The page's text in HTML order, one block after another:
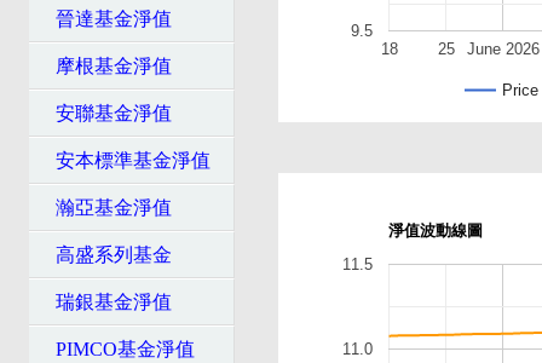
晉達基金淨值
摩根基金淨值
安聯基金淨值
安本標準基金淨值
瀚亞基金淨值
高盛系列基金
瑞銀基金淨值
PIMCO基金淨值
Price
June 2026
18 25
9.5
淨值波動線圖
11.0
11.5